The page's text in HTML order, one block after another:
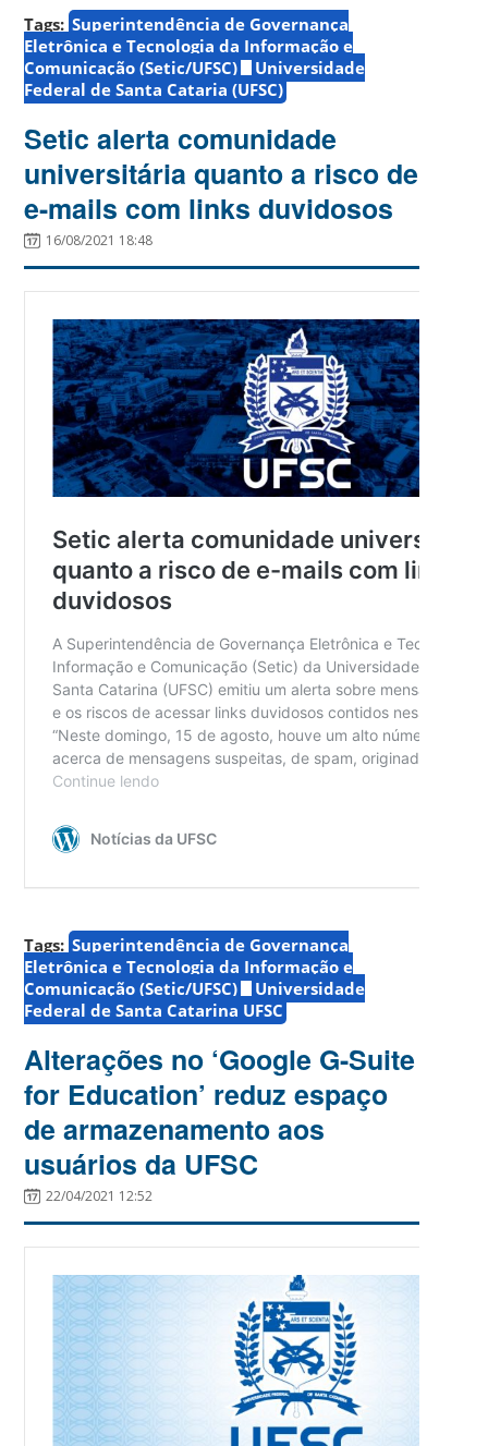
Tags: Superintendência de Governança
Eletrônica e Tecnologia da Informação e
Comunicação (Setic/UFSC)
Universidade
Federal de Santa Cataria (UFSC)
Setic alerta comunidade
universitária quanto a risco de
e-mails com links duvidosos
16/08/2021 18:48
Tags: Superintendência de Governança
Eletrônica e Tecnologia da Informação e
Comunicação (Setic/UFSC)
Universidade
Federal de Santa Catarina UFSC
Alterações no ‘Google G-Suite
for Education’ reduz espaço
de armazenamento aos
usuários da UFSC
22/04/2021 12:52